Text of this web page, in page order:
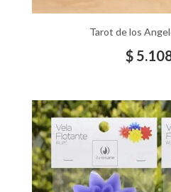
Tarot de los
$
El
$